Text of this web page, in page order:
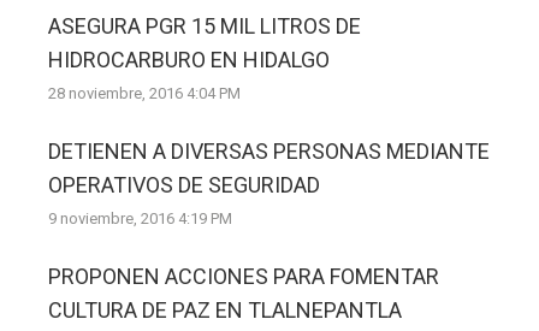
ASEGURA PGR 15 MIL LITROS DE
HIDROCARBURO EN HIDALGO
28 noviembre, 2016 4:04 PM
DETIENEN A DIVERSAS PERSONAS MEDIANTE
OPERATIVOS DE SEGURIDAD
9 noviembre, 2016 4:19 PM
PROPONEN ACCIONES PARA FOMENTAR
CULTURA DE PAZ EN TLALNEPANTLA